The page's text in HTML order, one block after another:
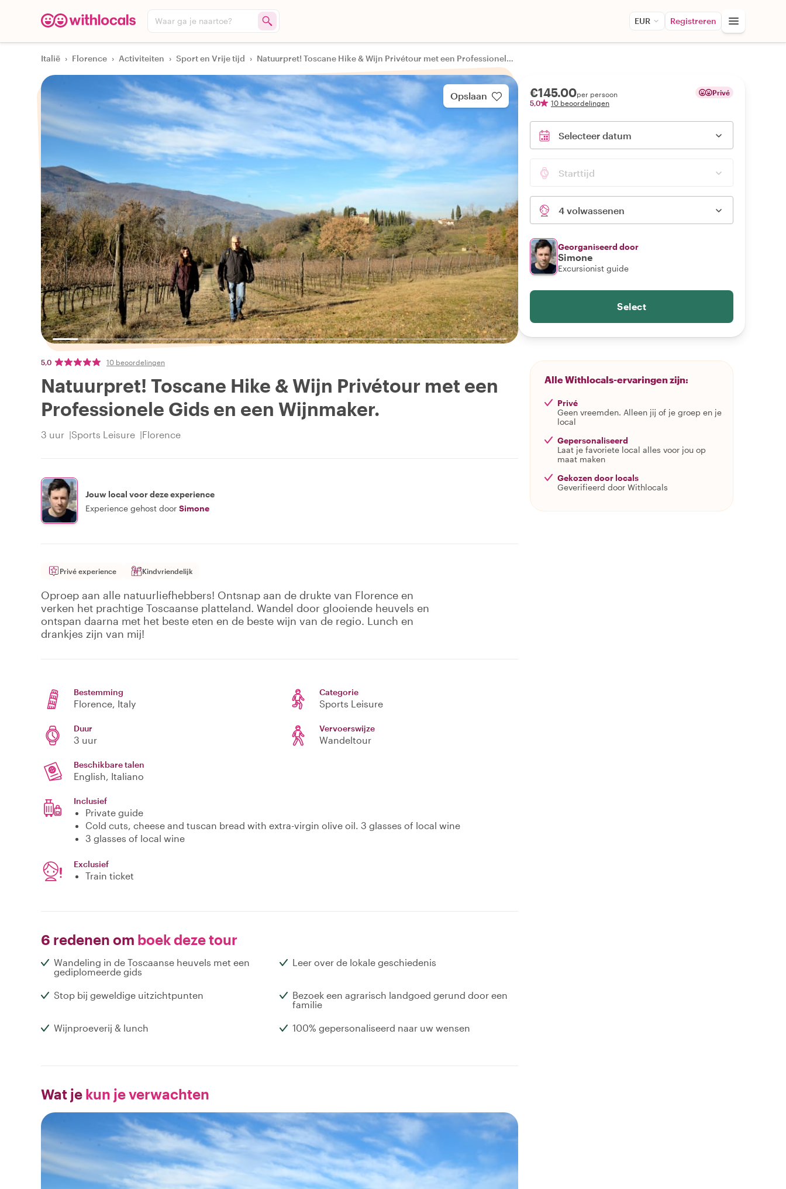
Waar ga je naartoe? EUR Registreren
Italië › Florence › Activiteiten › Sport en Vrije tijd › Natuurpret! Toscane Hike & Wijn Privétour met een Professionele Gids en een Wijnmaker.
Opslaan
5,0 10 beoordelingen
Natuurpret! Toscane Hike & Wijn Privétour met een
Professionele Gids en een Wijnmaker.
3 uur Sports Leisure Florence
Jouw local voor deze experience
Experience gehost door Simone
Privé experience Kindvriendelijk
Oproep aan alle natuurliefhebbers​! Ontsnap aan de drukte van Florence en
verken het prachtige Toscaanse platteland. Wandel door glooiende heuvels en
ontspan daarna met het beste eten en de beste wijn van de regio. Lunch en
drankjes zijn van mij!
Bestemming
Florence, Italy
Categorie
Sports Leisure
Duur
3 uur
Vervoerswijze
Wandeltour
Beschikbare talen
English, Italiano
Inclusief
Private guide
Cold cuts, cheese and tuscan bread with extra-virgin olive oil. 3 glasses of local wine
3 glasses of local wine
Exclusief
Train ticket
6 redenen om boek deze tour
Wandeling in de Toscaanse heuvels met een
gediplomeerde gids
Leer over de lokale geschiedenis
Stop bij geweldige uitzichtpunten
Bezoek een agrarisch landgoed gerund door een
familie
Wijnproeverij & lunch 100% gepersonaliseerd naar uw wensen
Wat je kun je verwachten
€145.00per persoon
5,0
10 beoordelingen
Privé
Selecteer datum
Starttijd
4 volwassenen
Georganiseerd door
Simone
Excursionist guide
Select
Alle Withlocals-ervaringen zijn:
Privé
Geen vreemden. Alleen jij of je groep en je
local
Gepersonaliseerd
Laat je favoriete local alles voor jou op
maat maken
Gekozen door locals
Geverifieerd door Withlocals